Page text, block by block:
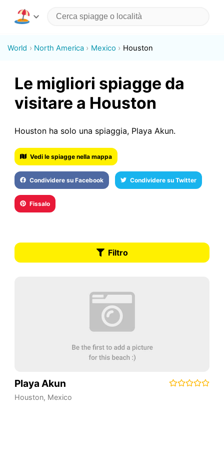
World North America Mexico Houston
Le migliori spiagge da
visitare a Houston
Houston ha solo una spiaggia, Playa Akun.
Vedi le spiagge nella mappa
Condividere su Facebook Condividere su Twitter
Fissalo
Filtro
Playa Akun
Houston, Mexico